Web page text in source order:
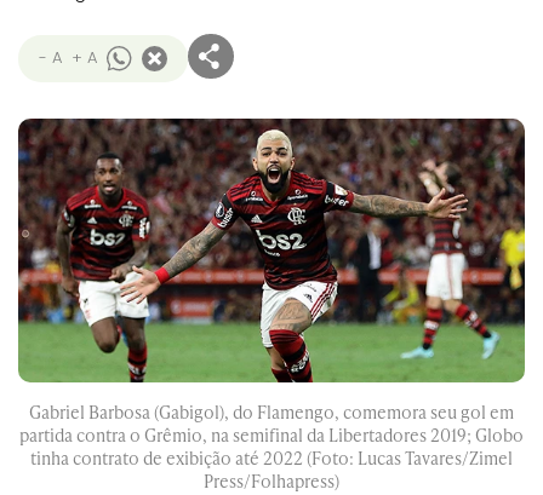
- A + A
Gabriel Barbosa (Gabigol), do Flamengo, comemora seu gol em
partida contra o Grêmio, na semifinal da Libertadores 2019; Globo
tinha contrato de exibição até 2022 (Foto: Lucas Tavares/Zimel
Press/Folhapress)